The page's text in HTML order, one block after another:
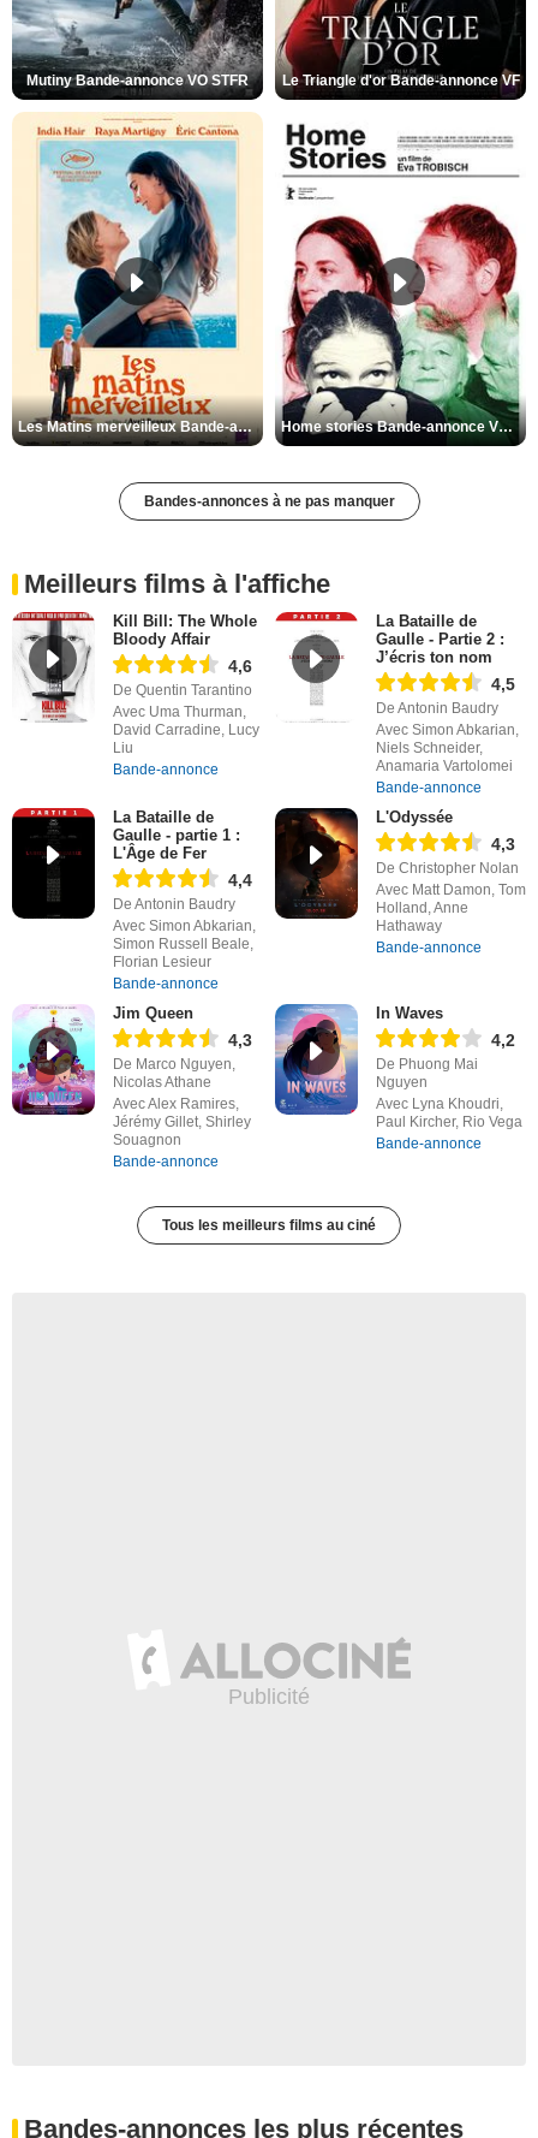
Mutiny Bande-annonce VO STFR Le Triangle d'or Bande-annonce VF
Les Matins merveilleux Bande-annonce VF Home stories Bande-annonce VO STFR
Bandes-annonces à ne pas manquer
Meilleurs films à l'affiche
Kill Bill: The Whole
Bloody Affair
4,6
De Quentin Tarantino
Avec Uma Thurman,
David Carradine, Lucy
Liu
Bande-annonce
La Bataille de
Gaulle - Partie 2 :
J’écris ton nom
4,5
De Antonin Baudry
Avec Simon Abkarian,
Niels Schneider,
Anamaria Vartolomei
Bande-annonce
La Bataille de
Gaulle - partie 1 :
L'Âge de Fer
4,4
De Antonin Baudry
Avec Simon Abkarian,
Simon Russell Beale,
Florian Lesieur
Bande-annonce
L'Odyssée
4,3
De Christopher Nolan
Avec Matt Damon, Tom
Holland, Anne
Hathaway
Bande-annonce
Jim Queen
4,3
De Marco Nguyen,
Nicolas Athane
Avec Alex Ramires,
Jérémy Gillet, Shirley
Souagnon
Bande-annonce
In Waves
4,2
De Phuong Mai
Nguyen
Avec Lyna Khoudri,
Paul Kircher, Rio Vega
Bande-annonce
Tous les meilleurs films au ciné
Bandes-annonces les plus récentes